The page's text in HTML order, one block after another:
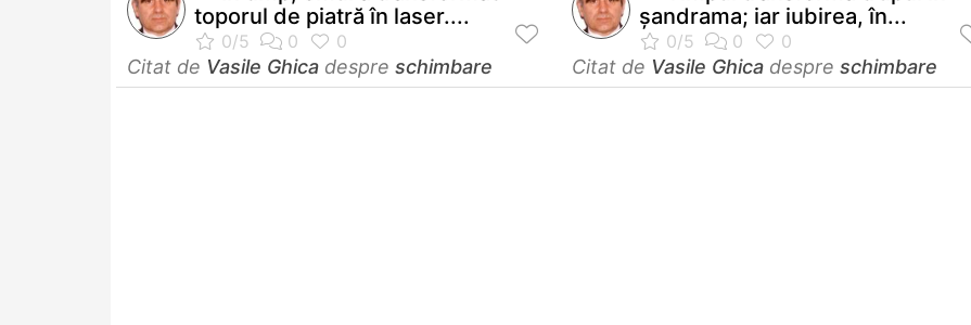
toporul de piatră în laser....
Citat de Vasile Ghica despre schimbare
şandrama; iar iubirea, în...
Citat de Vasile Ghica despre schimbare